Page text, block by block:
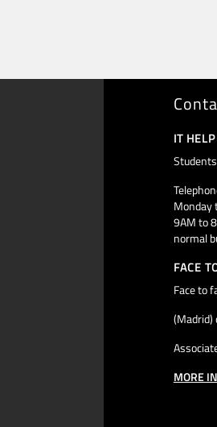
IT
Monday
9AM to
normal
FACE
Face to
(Madrid)
MORE